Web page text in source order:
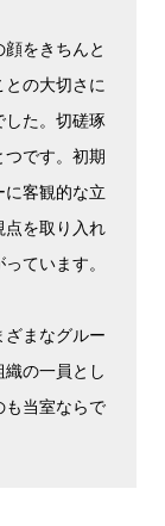
をきちんと
の大切さに
た。切磋琢
です。初期
客観的な立
を取り入れ
ています。
まなグルー
の一員とし
も当室ならで